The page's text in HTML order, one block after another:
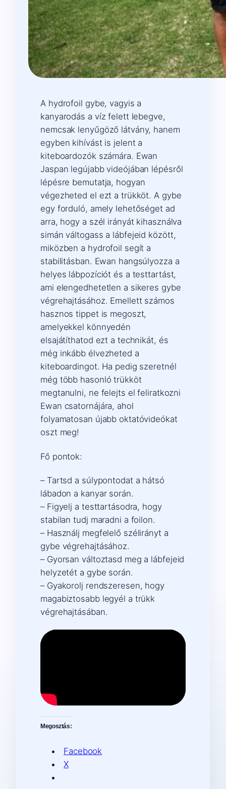
A hydrofoil gybe, vagyis a
kanyarodás a víz felett lebegve,
nemcsak lenyűgöző látvány, hanem
egyben kihívást is jelent a
kiteboardozók számára. Ewan
Jaspan legújabb videójában lépésről
lépésre bemutatja, hogyan
végezheted el ezt a trükköt. A gybe
egy forduló, amely lehetőséget ad
arra, hogy a szél irányát kihasználva
simán váltogass a lábfejeid között,
miközben a hydrofoil segít a
stabilitásban. Ewan hangsúlyozza a
helyes lábpozíciót és a testtartást,
ami elengedhetetlen a sikeres gybe
végrehajtásához. Emellett számos
hasznos tippet is megoszt,
amelyekkel könnyedén
elsajátíthatod ezt a technikát, és
még inkább élvezheted a
kiteboardingot. Ha pedig szeretnél
még több hasonló trükköt
megtanulni, ne felejts el feliratkozni
Ewan csatornájára, ahol
folyamatosan újabb oktatóvideókat
oszt meg!
Fő pontok:
– Tartsd a súlypontodat a hátsó
lábadon a kanyar során.
– Figyelj a testtartásodra, hogy
stabilan tudj maradni a foilon.
– Használj megfelelő szélirányt a
gybe végrehajtásához.
– Gyorsan változtasd meg a lábfejeid
helyzetét a gybe során.
– Gyakorolj rendszeresen, hogy
magabiztosabb legyél a trükk
végrehajtásában.
Megosztás:
Facebook
X